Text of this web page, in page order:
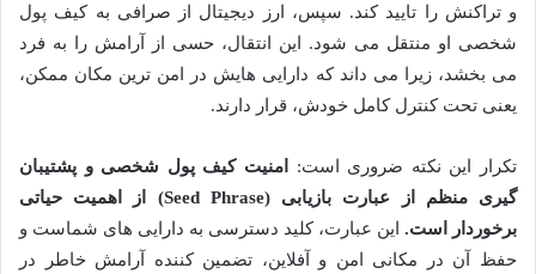
و تراکنش را تایید کند. سپس، ارز دیجیتال از صرافی به کیف پول
شخصی او منتقل می شود. این انتقال، حسی از آرامش را به فرد
می بخشد، زیرا می داند که دارایی هایش در امن ترین مکان ممکن،
یعنی تحت کنترل کامل خودش، قرار دارند.
تکرار این نکته ضروری است:
امنیت کیف پول شخصی و پشتیبان
گیری منظم از عبارت بازیابی (Seed Phrase) از اهمیت حیاتی
برخوردار است. این عبارت، کلید دسترسی به دارایی های شماست و
حفظ آن در مکانی امن و آفلاین، تضمین کننده آرامش خاطر در